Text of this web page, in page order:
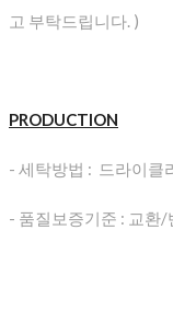
고 부탁드립니다. )
PRODUCTION
- 세탁방법 : 드라이클
- 품질보증기준 : 교환